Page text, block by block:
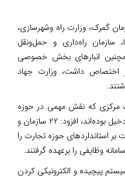
گمرک، وزارت راه‌ وشهرسازی،
سازمان راه‌داری و حمل‌ونقل
انبارهای بخش خصوصی
اختصاص داشت، وزارت جهاد
مرکزی که نقش مهمی در حوزه
تجارت دارند نیز در اجرای این سامانه دخیل بوده‌اند، افزود: ۲۲ سازمان و
استانداردهای حوزه تجارت را
وظایفی را برعهده گرفتند.
پیچیده و الکترونیکی کردن